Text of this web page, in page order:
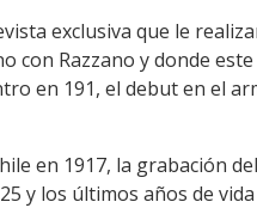
exclusiva que le
con Razzano y donde
en 191, el debut en el
en 1917, la grabación
y los últimos años de